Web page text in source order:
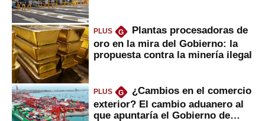
PLUS G
Plantas procesadoras de
oro en la mira del Gobierno: la
propuesta contra la minería ilegal
PLUS G
¿Cambios en el comercio
exterior? El cambio aduanero al
que apuntaría el Gobierno de